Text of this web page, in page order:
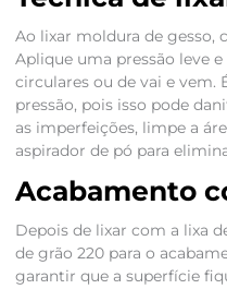
Ao lixar moldura de gesso,
Aplique uma pressão leve
circulares ou de vai e
pressão, pois isso pode
as imperfeições, limpe a
aspirador de pó para
Acabamento
Depois de lixar com a lixa
de grão 220 para o
garantir que a superfície